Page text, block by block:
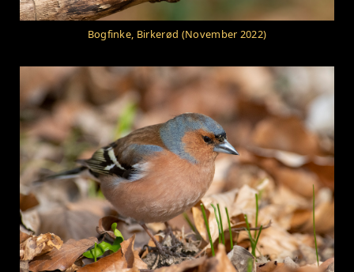
Bogfinke, Birkerød (November 2022)